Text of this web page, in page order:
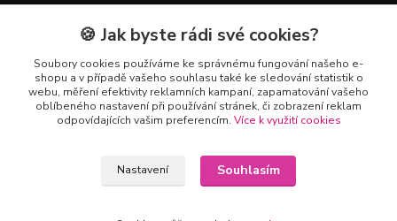
Kontakty
+420 602 223 614
info@zahradnictvipetro.cz
🍪 Jak byste rádi své cookies?
Soubory cookies používáme ke správnému fungování našeho e-
shopu a v případě vašeho souhlasu také ke sledování statistik o
webu, měření efektivity reklamních kampaní, zapamatování vašeho
oblíbeného nastavení při používání stránek, či zobrazení reklam
odpovídajících vašim preferencím. Více k využití cookies
Nastavení Souhlasím